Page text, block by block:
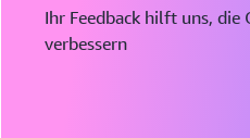
Ihr Feedback hilft uns,
verbessern